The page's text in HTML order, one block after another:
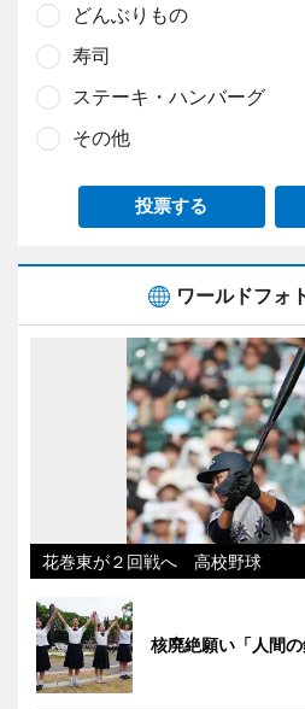
どんぶりもの
寿司
ステーキ・ハンバーグ
その他
投票する
ワールドフォ
花巻東が２回戦へ 高校野球
核廃絶願い「人間